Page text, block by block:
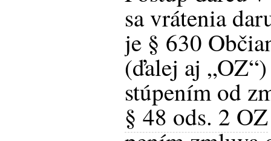
sa vrátenia
je § 630
(ďalej aj
stúpením od
§ 48 ods. 2 OZ